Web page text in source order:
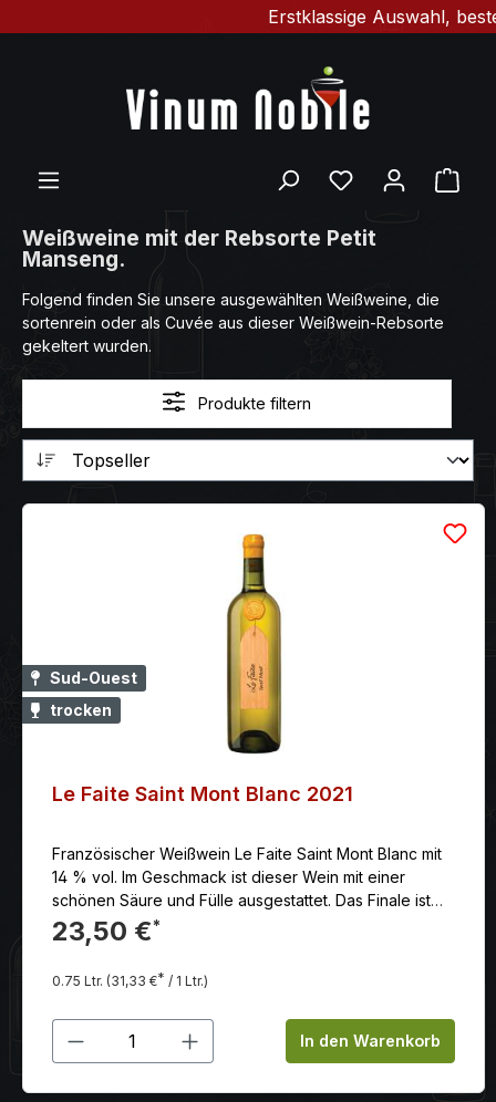
Erstklassige Auswahl,
Du hast 0
Weißweine mit der Rebsorte Petit
Manseng.
Folgend finden Sie unsere ausgewählten Weißweine, die
sortenrein oder als Cuvée aus dieser Weißwein-Rebsorte
gekeltert wurden.
Produkte filtern
Sud-Ouest
trocken
Le Faite Saint Mont Blanc 2021
Französischer Weißwein Le Faite Saint Mont Blanc mit
14 % vol. Im Geschmack ist dieser Wein mit einer
schönen Säure und Fülle ausgestattet. Das Finale ist
voller Aromen von Mandeln und weißem Pfeffer.
23,50 €*
0.75 Ltr. (31,33 €* / 1 Ltr.)
Produkt Anzahl: Gib denIn den Warenkorb